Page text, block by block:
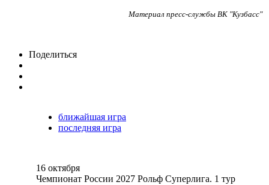
Материал пресс-службы ВК "Кузбасс"
Поделиться
ближайшая игра
последняя игра
16 октября
Чемпионат России 2027 Рольф Суперлига. 1 тур